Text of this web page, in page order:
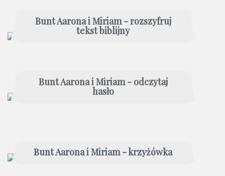
Bunt Aarona i Miriam - rozszyfruj
tekst biblijny
Bunt Aarona i Miriam - odczytaj
hasło
Bunt Aarona i Miriam - krzyżówka